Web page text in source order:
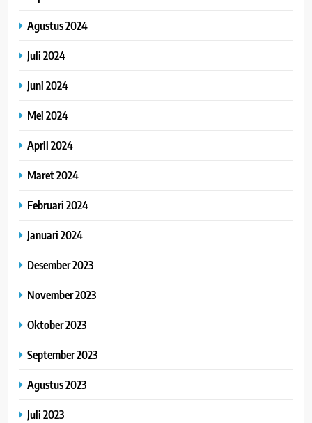
Agustus 2024
Juli 2024
Juni 2024
Mei 2024
April 2024
Maret 2024
Februari 2024
Januari 2024
Desember 2023
November 2023
Oktober 2023
September 2023
Agustus 2023
Juli 2023